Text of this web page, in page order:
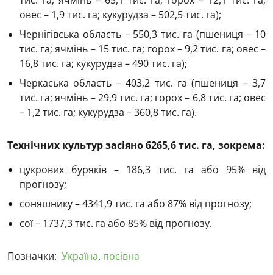
овес – 1,9 тис. га; кукурудза – 502,5 тис. га);
Чернігівська область – 550,3 тис. га (пшениця – 10
тис. га; ячмінь – 15 тис. га; горох – 9,2 тис. га; овес –
16,8 тис. га; кукурудза – 490 тис. га);
Черкаська область – 403,2 тис. га (пшениця – 3,7
тис. га; ячмінь – 29,9 тис. га; горох – 6,8 тис. га; овес
– 1,2 тис. га; кукурудза – 360,8 тис. га).
Технічних культур засіяно 6265,6 тис. га, зокрема:
цукрових буряків – 186,3 тис. га або 95% від
прогнозу;
соняшнику – 4341,9 тис. га або 87% від прогнозу;
сої – 1737,3 тис. га або 85% від прогнозу.
Позначки: Україна, посівна